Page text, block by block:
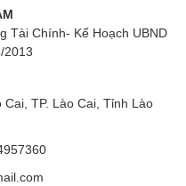
Tài Chính- Kế Hoạch UBND
2013
Cai, TP. Lào Cai, Tỉnh Lào